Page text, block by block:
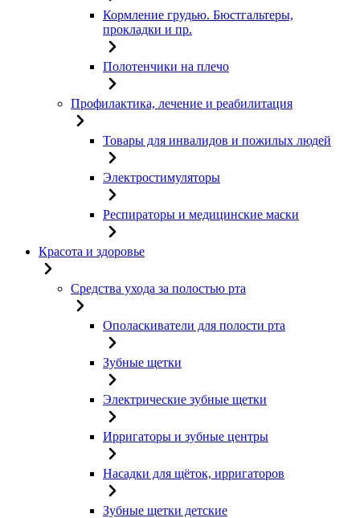
Кормление грудью. Бюстгальтеры,
прокладки и пр.
Полотенчики на плечо
Профилактика, лечение и реабилитация
Товары для инвалидов и пожилых людей
Электростимуляторы
Респираторы и медицинские маски
Красота и здоровье
Средства ухода за полостью рта
Ополаскиватели для полости рта
Зубные щетки
Электрические зубные щетки
Ирригаторы и зубные центры
Насадки для щёток, ирригаторов
Зубные щетки детские